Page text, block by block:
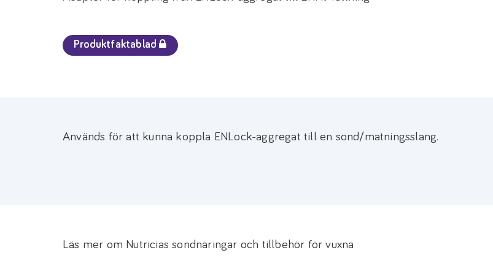
Produktfaktablad
Används för att kunna koppla ENLock-aggregat till en sond/matningsslang.
Läs mer om Nutricias sondnäringar och tillbehör för vuxna